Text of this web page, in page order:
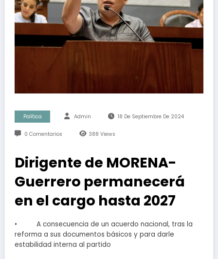
Política Admin 18 De Septiembre De 2024
0 Comentarios 388 Views
Dirigente de MORENA-
Guerrero permanecerá
en el cargo hasta 2027
• A consecuencia de un acuerdo nacional, tras la
reforma a sus documentos básicos y para darle
estabilidad interna al partido